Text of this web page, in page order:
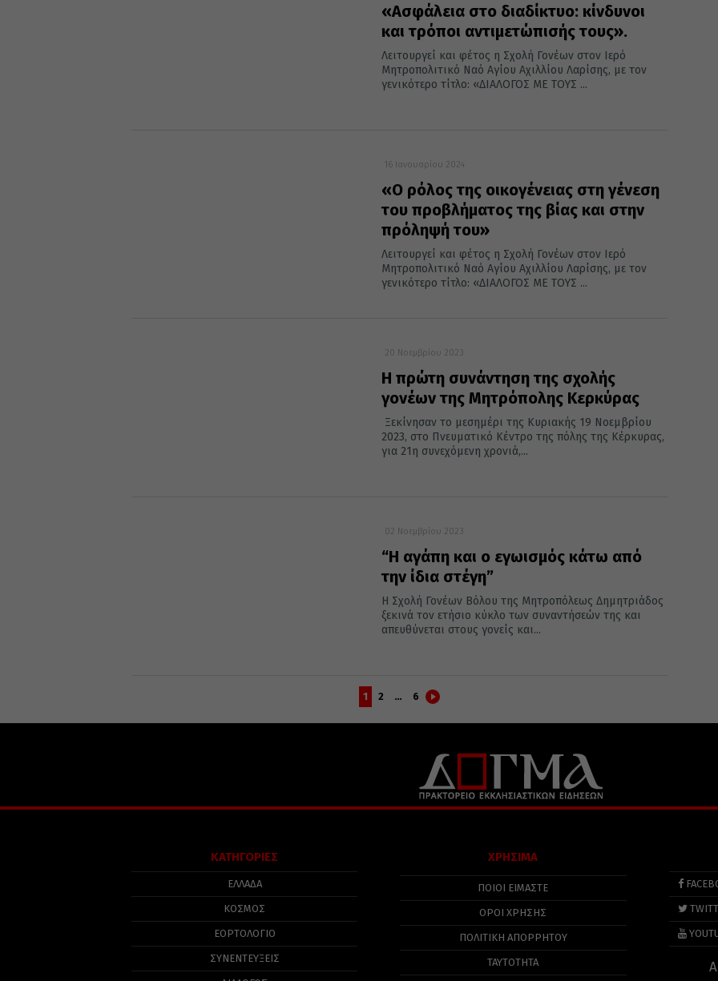
«Ασφάλεια στο διαδίκτυο: κίνδυνοι
και τρόποι αντιμετώπισής τους».
Λειτουργεί και φέτος η Σχολή Γονέων στον Ιερό
Μητροπολιτικό Ναό Αγίου Αχιλλίου Λαρίσης, με τον
γενικότερο τίτλο: «ΔΙΑΛΟΓΟΣ ΜΕ ΤΟΥΣ ...
16 Ιανουαρίου 2024
«Ο ρόλος της οικογένειας στη γένεση
του προβλήματος της βίας και στην
πρόληψή του»
Λειτουργεί και φέτος η Σχολή Γονέων στον Ιερό
Μητροπολιτικό Ναό Αγίου Αχιλλίου Λαρίσης, με τον
γενικότερο τίτλο: «ΔΙΑΛΟΓΟΣ ΜΕ ΤΟΥΣ ...
20 Νοεμβρίου 2023
Η πρώτη συνάντηση της σχολής
γονέων της Μητρόπολης Κερκύρας
Ξεκίνησαν το μεσημέρι της Κυριακής 19 Νοεμβρίου
2023, στο Πνευματικό Κέντρο της πόλης της Κέρκυρας,
για 21η συνεχόμενη χρονιά,...
02 Νοεμβρίου 2023
“Η αγάπη και ο εγωισμός κάτω από
την ίδια στέγη”
Η Σχολή Γονέων Βόλου της Μητροπόλεως Δημητριάδος
ξεκινά τον ετήσιο κύκλο των συναντήσεών της και
απευθύνεται στους γονείς και...
1 2 … 6
ΚΑΤΗΓΟΡΙΕΣ
ΕΛΛΑΔΑ
ΚΟΣΜΟΣ
ΕΟΡΤΟΛΟΓΙΟ
ΣΥΝΕΝΤΕΥΞΕΙΣ
ΧΡΗΣΙΜΑ
ΠΟΙΟΙ ΕΙΜΑΣΤΕ
ΟΡΟΙ ΧΡΗΣΗΣ
ΠΟΛΙΤΙΚΉ ΑΠΟΡΡΉΤΟΥ
ΤΑΥΤΟΤΗΤΑ